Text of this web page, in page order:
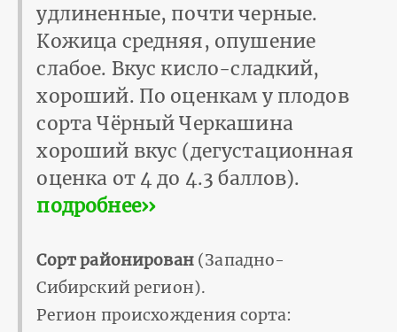
удлиненные, почти черные.
Кожица средняя, опушение
слабое. Вкус кисло-сладкий,
хороший. По оценкам у плодов
сорта Чёрный Черкашина
хороший вкус (дегустационная
оценка от 4 до 4.3 баллов).
подробнее››
Сорт районирован(Западно-
Сибирский регион).
Регион происхождения сорта: